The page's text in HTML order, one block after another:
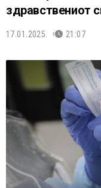
здравствениот
17.01.2025. 21:07